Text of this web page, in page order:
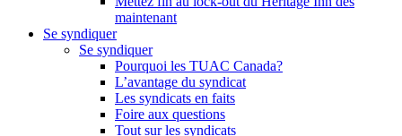
maintenant
Se syndiquer
Se syndiquer
Pourquoi les TUAC Canada?
L’avantage du syndicat
Les syndicats en faits
Foire aux questions
Tout sur les syndicats